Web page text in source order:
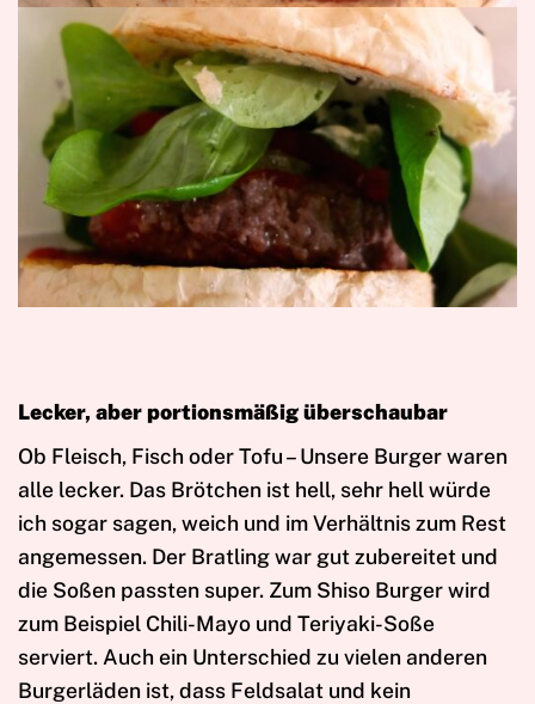
Lecker, aber portionsmäßig überschaubar
Ob Fleisch, Fisch oder Tofu – Unsere Burger waren
alle lecker. Das Brötchen ist hell, sehr hell würde
ich sogar sagen, weich und im Verhältnis zum Rest
angemessen. Der Bratling war gut zubereitet und
die Soßen passten super. Zum Shiso Burger wird
zum Beispiel Chili-Mayo und Teriyaki-Soße
serviert. Auch ein Unterschied zu vielen anderen
Burgerläden ist, dass Feldsalat und kein